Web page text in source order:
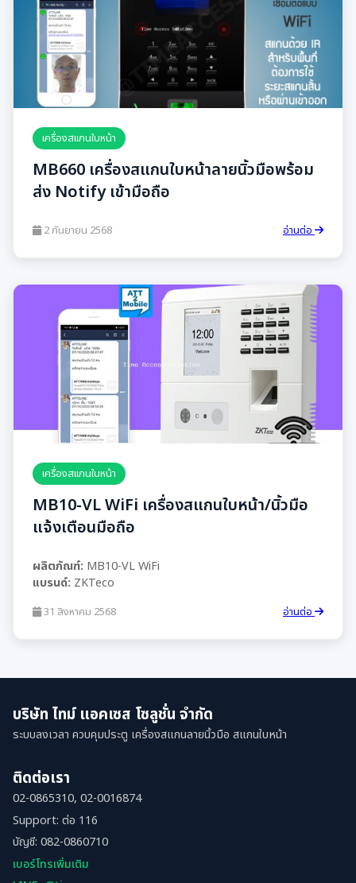
เครื่องสแกนใบหน้า
MB660 เครื่องสแกนใบหน้าลายนิ้วมือพร้อม
ส่ง Notify เข้ามือถือ
2 กันยายน 2568 อ่านต่อ
เครื่องสแกนใบหน้า
MB10-VL WiFi เครื่องสแกนใบหน้า/นิ้วมือ
แจ้งเตือนมือถือ
ผลิตภัณฑ์: MB10-VL WiFi
แบรนด์: ZKTeco
31 สิงหาคม 2568 อ่านต่อ
บริษัท ไทม์ แอคเซส โซลูชั่น จำกัด
ระบบลงเวลา ควบคุมประตู เครื่องสแกนลายนิ้วมือ สแกนใบหน้า
ติดต่อเรา
02-0865310, 02-0016874
Support: ต่อ 116
บัญชี: 082-0860710
เบอร์โทรเพิ่มเติม